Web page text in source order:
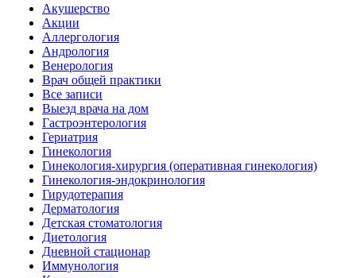
Акушерство
Акции
Аллергология
Андрология
Венерология
Врач общей практики
Все записи
Выезд врача на дом
Гастроэнтерология
Гериатрия
Гинекология
Гинекология-хирургия (оперативная гинекология)
Гинекология-эндокринология
Гирудотерапия
Дерматология
Детская стоматология
Диетология
Дневной стационар
Иммунология